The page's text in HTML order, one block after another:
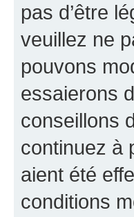
pas d’être
veuillez ne
pouvons
essaierons
conseillons
continuez à
aient été
conditions